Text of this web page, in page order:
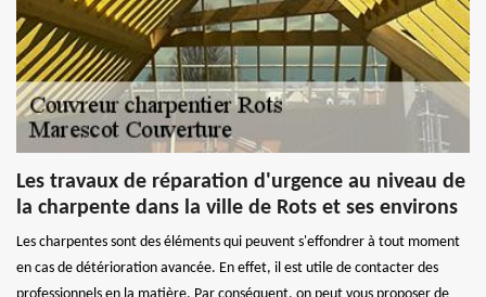
Les travaux de réparation d'urgence au niveau de
la charpente dans la ville de Rots et ses environs
Les charpentes sont des éléments qui peuvent s'effondrer à tout moment
en cas de détérioration avancée. En effet, il est utile de contacter des